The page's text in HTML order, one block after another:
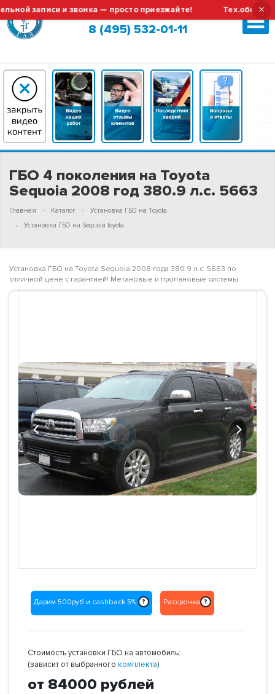
записи и звонка — просто приезжайте! ×
Москва (сменить город?)
8 (495) 532-01-11
ГБО 4 поколения на Toyota
Sequoia 2008 год 380.9 л.с. 5663
Главная Каталог
Установка ГБО на Toyota.
Установка ГБО на Sequoia toyota.
Установка ГБО на Toyota Sequoia 2008 года 380.9 л.с. 5663 по
отличной цене с гарантией! Метановые и пропановые системы
Previous Next
Дарим 500руб и cashback 5% ? Рассрочка ?
Стоимость установки ГБО на автомобиль:
(зависит от выбранного комплекта)
от 84000 рублей